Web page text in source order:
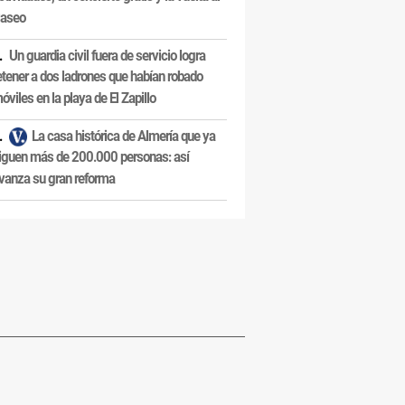
Un guardia civil fuera de servicio logra
a dos ladrones que habían robado
en la playa de El Zapillo
La casa histórica de Almería que ya
más de 200.000 personas: así
su gran reforma